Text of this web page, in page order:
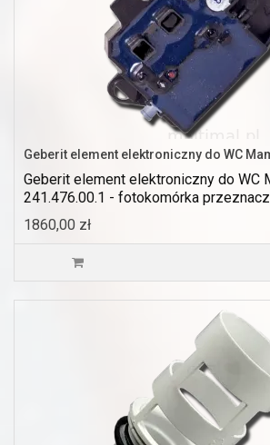
Geberit element elektroniczny do WC
Geberit element elektroniczny do WC
241.476.00.1 - fotokomórka
1860,00 zł